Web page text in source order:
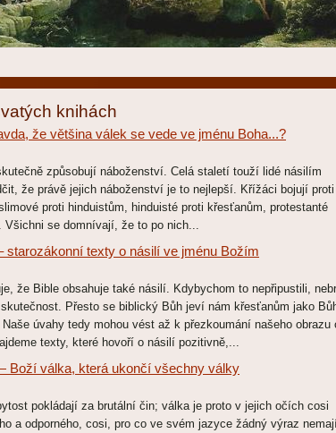
knihách
že většina válek se vede ve jménu Boha...?
způsobují náboženství. Celá staletí touží lidé násilím
že právě jejich náboženství je to nejlepší. Křížáci bojují proti
proti hinduistům, hinduisté proti křesťanům, protestanté
Všichni se domnívají, že to po nich...
starozákonní texty o násilí ve jménu Božím
že Bible obsahuje také násilí. Kdybychom to nepřipustili,
Přesto se biblický Bůh jeví nám křesťanům jako
úvahy tedy mohou vést až k přezkoumání našeho obrazu
texty, které hovoří o násilí pozitivně,...
Boží válka, která ukončí všechny války
pokládají za brutální čin; válka je proto v jejich očích cosi
a odporného, cosi, pro co ve svém jazyce žádný výraz